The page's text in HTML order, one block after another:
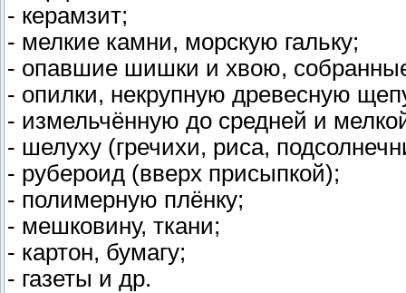
- керамзит;
- мелкие камни, морскую гальку;
- опавшие шишки и хвою,
- опилки, некрупную древесную
- измельчённую до средней и
- шелуху (гречихи, риса,
- рубероид (вверх присыпкой);
- полимерную плёнку;
- мешковину, ткани;
- картон, бумагу;
- газеты и др.